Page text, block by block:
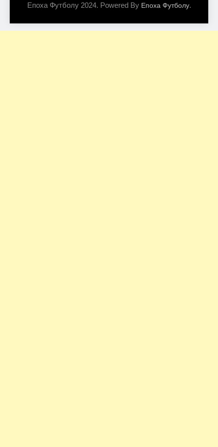
Епоха Футболу 2024. Powered By Епоха Футболу.